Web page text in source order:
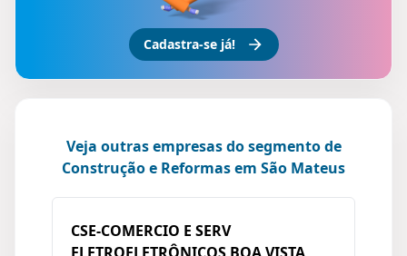
Cadastra-se já!
Veja outras empresas do segmento de
Construção e Reformas em São Mateus
CSE-COMERCIO E SERV